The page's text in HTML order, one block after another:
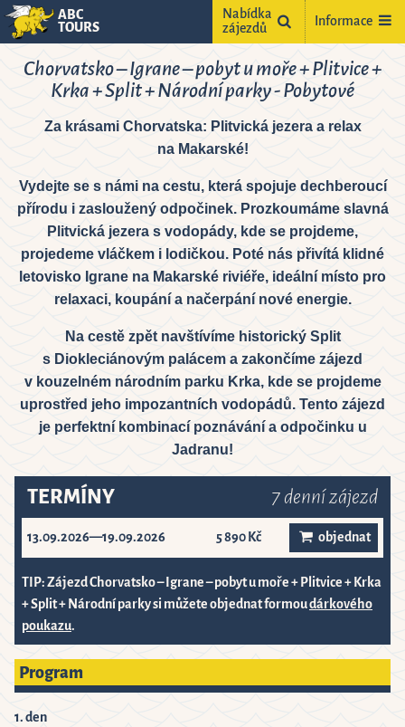
ABC
TOURS Informace
Nabídka
zájezdů
2
9
30
6
Chorvatsko – Igrane – pobyt u moře + Plitvice +
Krka + Split + Národní parky - Pobytové
Za krásami Chorvatska: Plitvická jezera a relax
na Makarské!
Vydejte se s námi na cestu, která spojuje dechberoucí
přírodu i zasloužený odpočinek. Prozkoumáme slavná
Plitvická jezera s vodopády, kde se projdeme,
projedeme vláčkem i lodičkou. Poté nás přivítá klidné
letovisko Igrane na Makarské riviéře, ideální místo pro
relaxaci, koupání a načerpání nové energie.
Na cestě zpět navštívíme historický Split
s Diokleciánovým palácem a zakončíme zájezd
v kouzelném národním parku Krka, kde se projdeme
uprostřed jeho impozantních vodopádů. Tento zájezd
je perfektní kombinací poznávání a odpočinku u
Jadranu!
TERMÍNY 7 denní zájezd
13.09.2026—19.09.2026 5 890 Kč objednat
TIP: Zájezd Chorvatsko – Igrane – pobyt u moře + Plitvice + Krka
+ Split + Národní parky si můžete objednat formoudárkového
poukazu.
Program
1. den